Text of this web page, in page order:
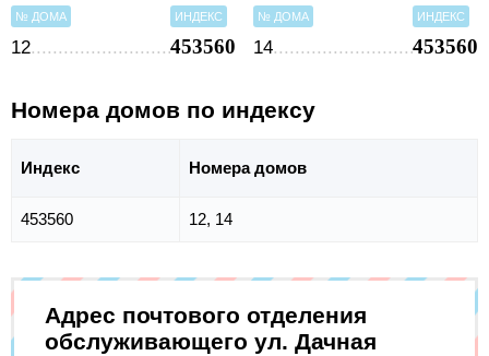
№ ДОМА ИНДЕКС
12 453560
№ ДОМА ИНДЕКС
14 453560
Номера домов по индексу
Индекс Номера домов
453560 12, 14
Адрес почтового отделения
обслуживающего ул. Дачная